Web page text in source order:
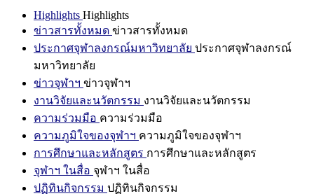
Highlights Highlights
ข่าวสารทั้งหมด ข่าวสารทั้งหมด
ประกาศจุฬาลงกรณ์มหาวิทยาลัย ประกาศจุฬาลงกรณ์
มหาวิทยาลัย
ข่าวจุฬาฯ ข่าวจุฬาฯ
งานวิจัยและนวัตกรรม งานวิจัยและนวัตกรรม
ความร่วมมือ ความร่วมมือ
ความภูมิใจของจุฬาฯ ความภูมิใจของจุฬาฯ
การศึกษาและหลักสูตร การศึกษาและหลักสูตร
จุฬาฯ ในสื่อ จุฬาฯ ในสื่อ
ปฏิทินกิจกรรม ปฏิทินกิจกรรม